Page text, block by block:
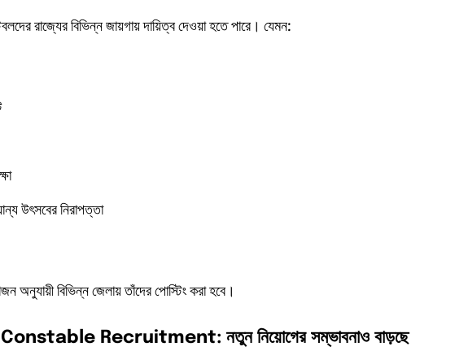
রাজ্যের বিভিন্ন জায়গায় দায়িত্ব দেওয়া হতে পারে। যেমন:
উৎসবের নিরাপত্তা
অনুযায়ী বিভিন্ন জেলায় তাঁদের পোস্টিং করা হবে।
Constable Recruitment: নতুননিয়োগেরসম্ভাবনাওবাড়ছে